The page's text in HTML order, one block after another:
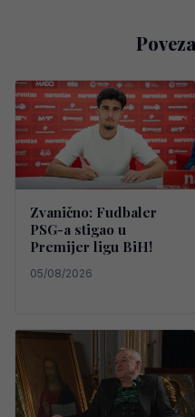
Zvanično: Fudbaler
PSG-a stigao u
Premijer ligu BiH!
05/08/2026